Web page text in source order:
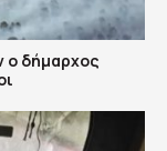
ο δήμαρχος